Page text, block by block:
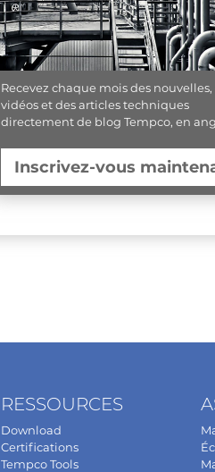
Recevez chaque mois des nouvelles,
vidéos et des articles techniques
directement de blog Tempco, en
Inscrivez-vous
RESSOURCES
Download
Certifications
Tempco Tools